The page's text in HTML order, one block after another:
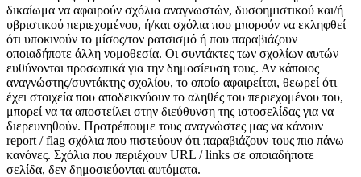
δικαίωμα να αφαιρούν σχόλια αναγνωστών, δυσφημιστικού και/ή
υβριστικού περιεχομένου, ή/και σχόλια που μπορούν να εκληφθεί
ότι υποκινούν το μίσος/τον ρατσισμό ή που παραβιάζουν
οποιαδήποτε άλλη νομοθεσία. Οι συντάκτες των σχολίων αυτών
ευθύνονται προσωπικά για την δημοσίευση τους. Αν κάποιος
αναγνώστης/συντάκτης σχολίου, το οποίο αφαιρείται, θεωρεί ότι
έχει στοιχεία που αποδεικνύουν το αληθές του περιεχομένου του,
μπορεί να τα αποστείλει στην διεύθυνση της ιστοσελίδας για να
διερευνηθούν. Προτρέπουμε τους αναγνώστες μας να κάνουν
report / flag σχόλια που πιστεύουν ότι παραβιάζουν τους πιο πάνω
κανόνες. Σχόλια που περιέχουν URL / links σε οποιαδήποτε
σελίδα, δεν δημοσιεύονται αυτόματα.